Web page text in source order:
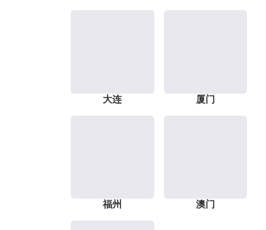
大连 厦门
福州 澳门